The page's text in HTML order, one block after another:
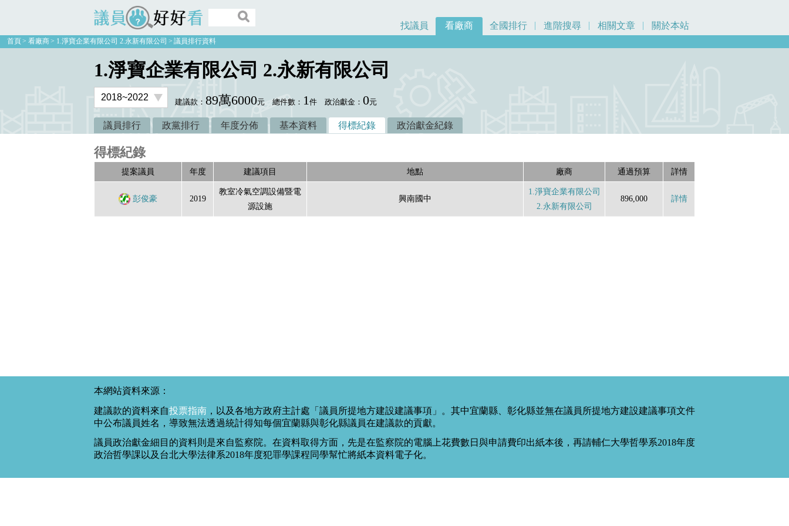
議員好好看
找議員 看廠商 全國排行 進階搜尋 相關文章 關於本站
首頁 看廠商 1.淨寶企業有限公司 2.永新有限公司 議員排行資料
1.淨寶企業有限公司 2.永新有限公司
建議款：89萬6000元 總件數： 1件 政治獻金：0元
議員排行 政黨排行 年度分佈 基本資料 得標紀錄 政治獻金紀錄
得標紀錄
提案議員 年度 建議項目 地點 廠商 通過預算 詳情
彭俊豪 2019
教室冷氣空調設備暨電
源設施
興南國中
1.淨寶企業有限公司
2.永新有限公司
896,000 詳情
本網站資料來源：
建議款的資料來自投票指南 ，以及各地方政府主計處「議員所提地方建設建議事項」。其中宜蘭縣、彰化縣並無在議員所提地方建設建議事項文件
中公布議員姓名，導致無法透過統計得知每個宜蘭縣與彰化縣議員在建議款的貢獻。
議員政治獻金細目的資料則是來自監察院。在資料取得方面，先是在監察院的電腦上花費數日與申請費印出紙本後，再請輔仁大學哲學系2018年度
政治哲學課以及台北大學法律系2018年度犯罪學課程同學幫忙將紙本資料電子化。